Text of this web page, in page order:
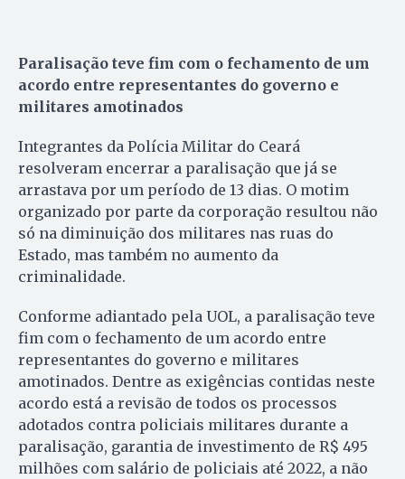
Paralisação teve fim com o fechamento de um
acordo entre representantes do governo e
militares amotinados
Integrantes da Polícia Militar do Ceará
resolveram encerrar a paralisação que já se
arrastava por um período de 13 dias. O motim
organizado por parte da corporação resultou não
só na diminuição dos militares nas ruas do
Estado, mas também no aumento da
criminalidade.
Conforme adiantado pela UOL, a paralisação teve
fim com o fechamento de um acordo entre
representantes do governo e militares
amotinados. Dentre as exigências contidas neste
acordo está a revisão de todos os processos
adotados contra policiais militares durante a
paralisação, garantia de investimento de R$ 495
milhões com salário de policiais até 2022, a não